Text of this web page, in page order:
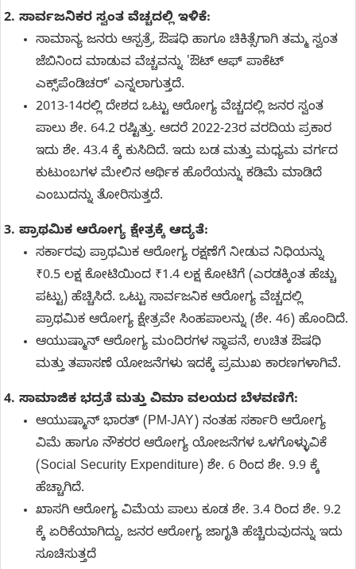
2. ಸಾರ್ವಜನಿಕರ ಸ್ವಂತ ವೆಚ್ಚದಲ್ಲಿ ಇಳಿಕೆ:
ಸಾಮಾನ್ಯ ಜನರು ಆಸ್ಪತ್ರೆ, ಔಷಧಿ ಹಾಗೂ ಚಿಕಿತ್ಸೆಗಾಗಿ ತಮ್ಮ ಸ್ವಂತ
ಜೆಬಿನಿಂದ ಮಾಡುವ ವೆಚ್ಚವನ್ನು 'ಔಟ್ ಆಫ್ ಪಾಕೆಟ್
ಎಕ್ಸ್‌ಪೆಂಡಿಚರ್' ಎನ್ನಲಾಗುತ್ತದೆ.
2013-14ರಲ್ಲಿ ದೇಶದ ಒಟ್ಟು ಆರೋಗ್ಯ ವೆಚ್ಚದಲ್ಲಿ ಜನರ ಸ್ವಂತ
ಪಾಲು ಶೇ. 64.2 ರಷ್ಟಿತ್ತು. ಆದರೆ 2022-23ರ ವರದಿಯ ಪ್ರಕಾರ
ಇದು ಶೇ. 43.4 ಕ್ಕೆ ಕುಸಿದಿದೆ. ಇದು ಬಡ ಮತ್ತು ಮಧ್ಯಮ ವರ್ಗದ
ಕುಟುಂಬಗಳ ಮೇಲಿನ ಆರ್ಥಿಕ ಹೊರೆಯನ್ನು ಕಡಿಮೆ ಮಾಡಿದೆ
ಎಂಬುದನ್ನು ತೋರಿಸುತ್ತದೆ.
3. ಪ್ರಾಥಮಿಕ ಆರೋಗ್ಯ ಕ್ಷೇತ್ರಕ್ಕೆ ಆದ್ಯತೆ:
ಸರ್ಕಾರವು ಪ್ರಾಥಮಿಕ ಆರೋಗ್ಯ ರಕ್ಷಣೆಗೆ ನೀಡುವ ನಿಧಿಯನ್ನು
₹0.5 ಲಕ್ಷ ಕೋಟಿಯಿಂದ ₹1.4 ಲಕ್ಷ ಕೋಟಿಗೆ (ಎರಡಕ್ಕಿಂತ ಹೆಚ್ಚು
ಪಟ್ಟು) ಹೆಚ್ಚಿಸಿದೆ. ಒಟ್ಟು ಸಾರ್ವಜನಿಕ ಆರೋಗ್ಯ ವೆಚ್ಚದಲ್ಲಿ
ಪ್ರಾಥಮಿಕ ಆರೋಗ್ಯ ಕ್ಷೇತ್ರವೇ ಸಿಂಹಪಾಲನ್ನು (ಶೇ. 46) ಹೊಂದಿದೆ.
ಆಯುಷ್ಮಾನ್ ಆರೋಗ್ಯ ಮಂದಿರಗಳ ಸ್ಥಾಪನೆ, ಉಚಿತ ಔಷಧಿ
ಮತ್ತು ತಪಾಸಣೆ ಯೋಜನೆಗಳು ಇದಕ್ಕೆ ಪ್ರಮುಖ ಕಾರಣಗಳಾಗಿವೆ.
4. ಸಾಮಾಜಿಕ ಭದ್ರತೆ ಮತ್ತು ವಿಮಾ ವಲಯದ ಬೆಳವಣಿಗೆ:
ಆಯುಷ್ಮಾನ್ ಭಾರತ್ (PM-JAY) ನಂತಹ ಸರ್ಕಾರಿ ಆರೋಗ್ಯ
ವಿಮೆ ಹಾಗೂ ನೌಕರರ ಆರೋಗ್ಯ ಯೋಜನೆಗಳ ಒಳಗೊಳ್ಳುವಿಕೆ
(Social Security Expenditure) ಶೇ. 6 ರಿಂದ ಶೇ. 9.9 ಕ್ಕೆ
ಹೆಚ್ಚಾಗಿದೆ.
ಖಾಸಗಿ ಆರೋಗ್ಯ ವಿಮೆಯ ಪಾಲು ಕೂಡ ಶೇ. 3.4 ರಿಂದ ಶೇ. 9.2
ಕ್ಕೆ ಏರಿಕೆಯಾಗಿದ್ದು, ಜನರ ಆರೋಗ್ಯ ಜಾಗೃತಿ ಹೆಚ್ಚಿರುವುದನ್ನು ಇದು
ಸೂಚಿಸುತ್ತದೆ